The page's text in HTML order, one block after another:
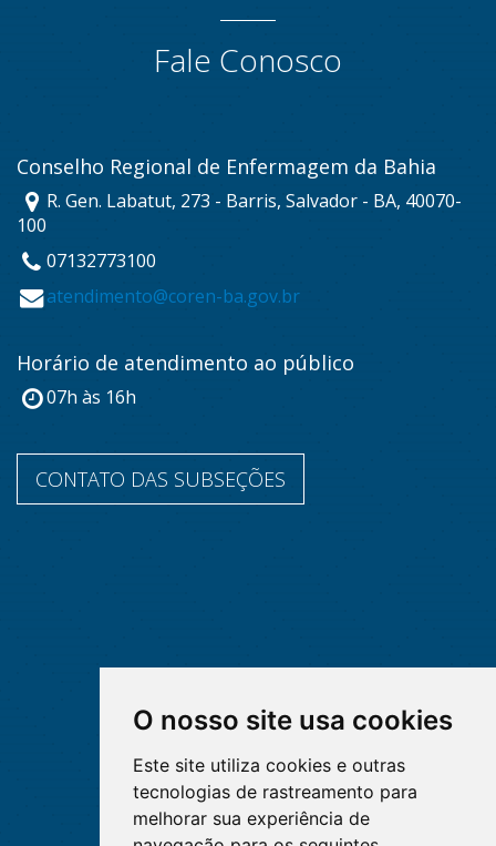
O nosso site usa cookies
Este site utiliza cookies e outras
tecnologias de rastreamento para
melhorar sua experiência de
Fale Conosco
Conselho Regional de Enfermagem da Bahia
R. Gen. Labatut, 273 - Barris, Salvador - BA, 40070-
100
07132773100
atendimento@coren-ba.gov.br
Horário de atendimento ao público
07h às 16h
CONTATO DAS SUBSEÇÕES